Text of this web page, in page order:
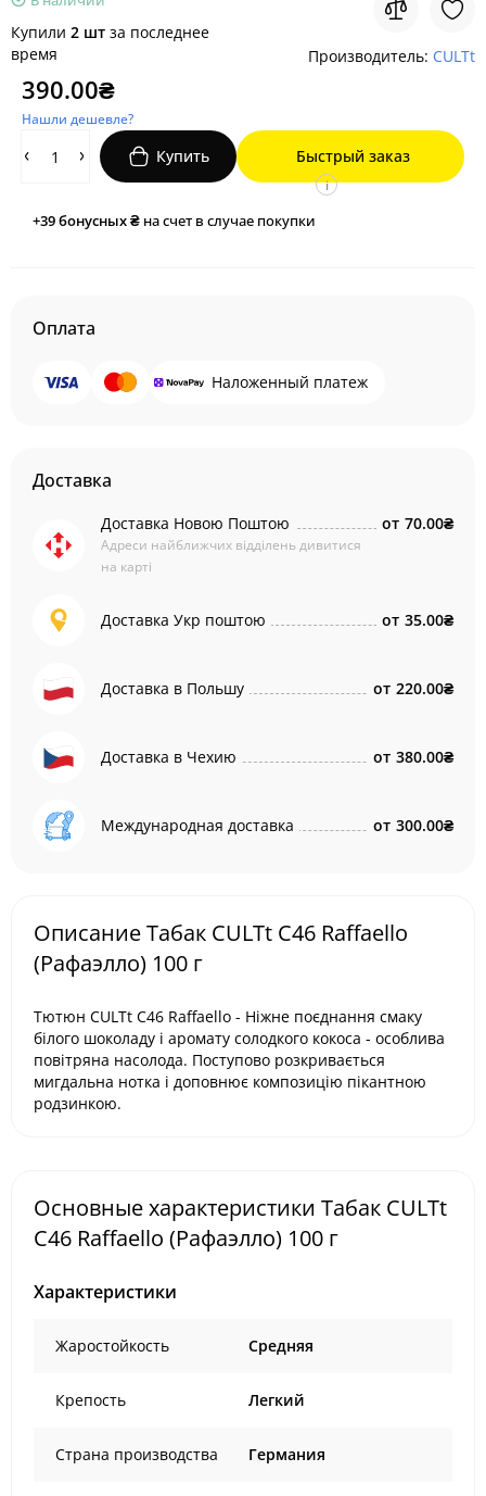
Купили 2 шт за последнее
время
Производитель: CULTt
390.00₴
Нашли дешевле?
Купить Быстрый заказ
+39бонусных ₴ на счет в случае покупки
i
Оплата
Наложенный платеж
Доставка
Доставка Новою Поштою
Адреси найближчих відділень дивитися
на карті
от 70.00₴
Доставка Укр поштою от 35.00₴
Доставка в Польшу от 220.00₴
Доставка в Чехию от 380.00₴
Международная доставка от 300.00₴
Описание Табак CULTt C46 Raffaello
(Рафаэлло) 100 г
Тютюн CULTt C46 Raffaello - Ніжне поєднання смаку
білого шоколаду і аромату солодкого кокоса - особлива
повітряна насолода. Поступово розкривається
мигдальна нотка і доповнює композицію пікантною
родзинкою.
Основные характеристики Табак CULTt
C46 Raffaello (Рафаэлло) 100 г
Характеристики
Жаростойкость Средняя
Крепость Легкий
Страна производства Германия